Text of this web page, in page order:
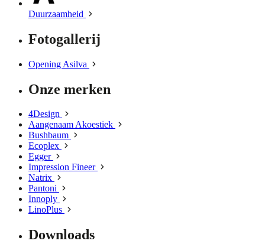
Duurzaamheid
Fotogallerij
Opening Asilva
Onze merken
4Design
Aangenaam Akoestiek
Bushbaum
Ecoplex
Egger
Impression Fineer
Natrix
Pantoni
Innoply
LinoPlus
Downloads